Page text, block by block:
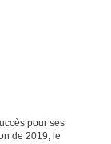
pour ses
de 2019, le